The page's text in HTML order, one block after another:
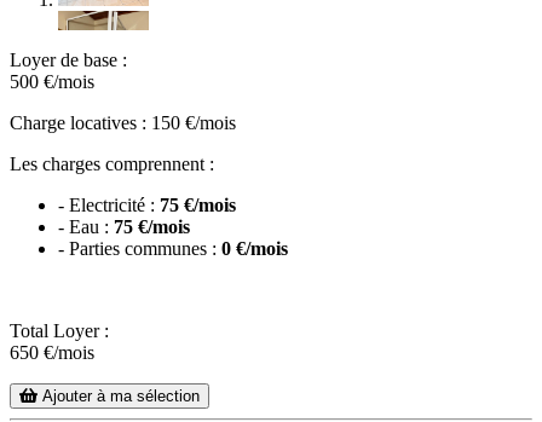
Loyer de base :
500 €/mois
Charge locatives : 150 €/mois
Les charges comprennent :
- Electricité : 75 €/mois
- Eau : 75 €/mois
- Parties communes : 0 €/mois
Total Loyer :
650 €/mois
Ajouter à ma sélection